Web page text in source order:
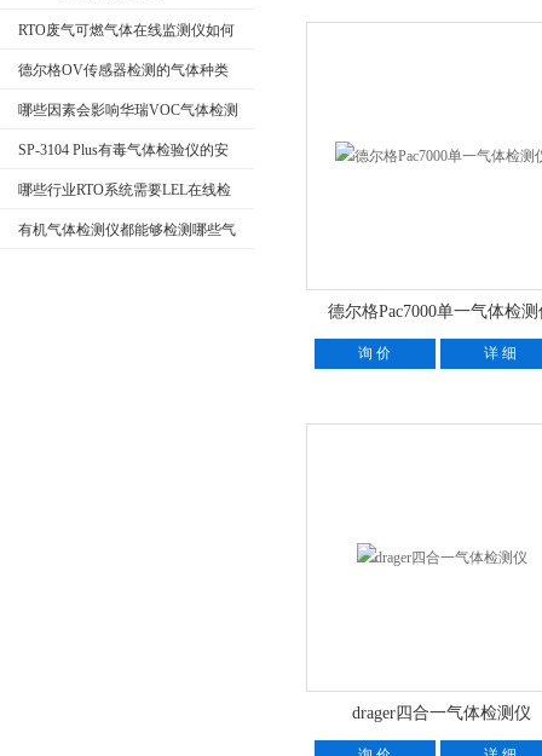
RTO废气可燃气体在线监测仪如何
选择集优缺点对比
德尔格OV传感器检测的气体种类
哪些因素会影响华瑞VOC气体检测
仪的使用效果？
SP-3104 Plus有毒气体检验仪的安
装对管路有哪些要求？
哪些行业RTO系统需要LEL在线检
测仪有机气体检测仪都能够检测哪些气
德尔格Pac7000单一气体检
询 价 详 细
drager四合一气体检测仪